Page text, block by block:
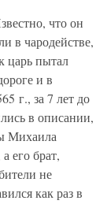
что он
в чародействе,
царь пытал
и в
г., за 7 лет до
в описании,
Михаила
его брат,
не
как раз в